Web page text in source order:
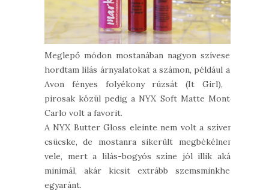
Meglepő módon mostanában nagyon szívesen
hordtam lilás árnyalatokat a számon, például az
Avon fényes folyékony rúzsát (It Girl), a
pirosak közül pedig a NYX Soft Matte Monte
Carlo volt a favorit.
A NYX Butter Gloss eleinte nem volt a szívem
csücske, de mostanra sikerült megbékélnem
vele, mert a lilás-bogyós színe jól illik akár
minimál, akár kicsit extrább szemsminkhez
egyaránt.